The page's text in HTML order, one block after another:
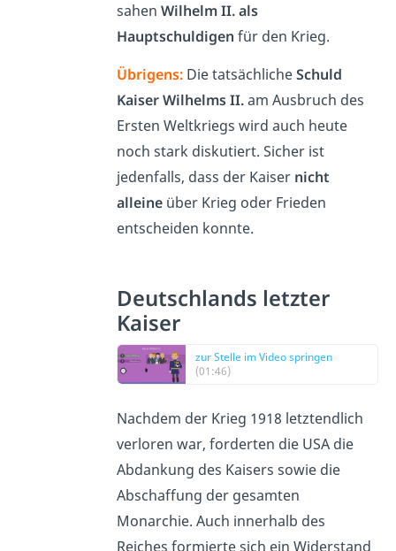
sahenWilhelm II. als
Hauptschuldigen für den Krieg.
Übrigens: Die tatsächlicheSchuld
Kaiser Wilhelms II.am Ausbruch des
Ersten Weltkriegs wird auch heute
noch stark diskutiert. Sicher ist
jedenfalls, dass der Kaiser nicht
alleine über Krieg oder Frieden
entscheiden konnte.
Deutschlands letzter
Kaiser
zur Stelle im Video springen
(01:46)
Nachdem der Krieg 1918 letztendlich
verloren war, forderten die USA die
Abdankung des Kaisers sowie die
Abschaffung der gesamten
Monarchie. Auch innerhalb des
Reiches formierte sich ein Widerstand